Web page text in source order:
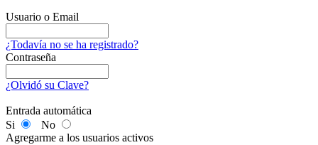
Usuario o Email
¿Todavía no se ha registrado?
Contraseña
¿Olvidó su Clave?
Entrada automática
Si
No
Agregarme a los usuarios activos